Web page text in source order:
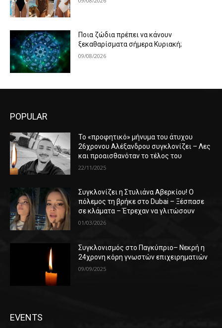
Ποια ζώδια πρέπει να κάνουν
ξεκαθαρίσματα σήμερα Κυριακή;
09/08/2026
POPULAR
Το «προφητικό» μήνυμα του άτυχου
26χρονου Αλέξανδρου συγκλονίζει – Λες
και προαισθανόταν το τέλος του
22/11/2025
Συγκλονίζει η Στυλιάνα Αβερκίου! Ο
πόλεμος τη βρήκε στο Dubai – Ξέσπασε
σε κλάματα – Έτρεχαν να γλιτώσουν
01/03/2026
Συγκλονισμός στο Παγκύπριο– Νεκρή η
24χρονη κόρη γνωστών επιχειρηματιών
09/09/2025
EVENTS